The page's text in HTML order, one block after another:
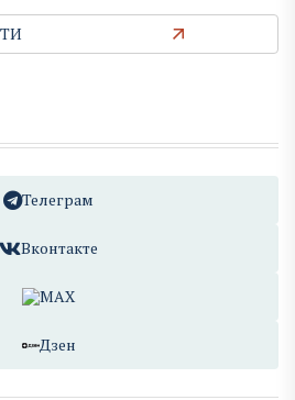
Телеграм
Вконтакте
MAX
Дзен